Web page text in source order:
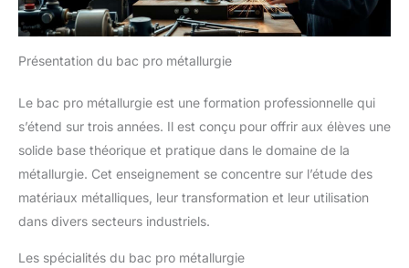
Présentation du bac pro métallurgie
Le bac pro métallurgie est une formation professionnelle qui
s’étend sur trois années. Il est conçu pour offrir aux élèves une
solide base théorique et pratique dans le domaine de la
métallurgie. Cet enseignement se concentre sur l’étude des
matériaux métalliques, leur transformation et leur utilisation
dans divers secteurs industriels.
Les spécialités du bac pro métallurgie